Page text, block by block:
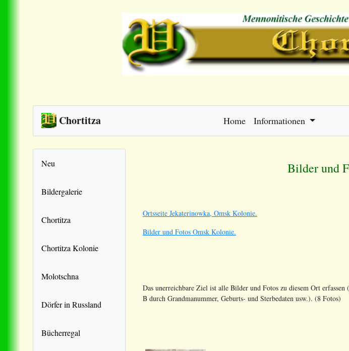
Chortitza Home Informationen
Neu
Bildergalerie
Chortitza
Chortitza Kolonie
Molotschna
Dörfer in Russland
Bücherregal
Bilder und
Ortsseite Jekaterinowka, Omsk Kolonie.
Bilder und Fotos Omsk Kolonie.
Das unerreichbare Ziel ist alle Bilder und Fotos zu diesem Ort
B durch Grandmanummer, Geburts- und Sterbedaten usw.). (8 Fotos)